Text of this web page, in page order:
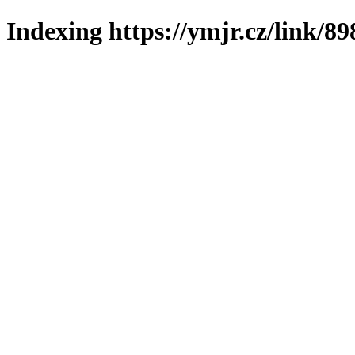
Indexing https://ymjr.cz/link/